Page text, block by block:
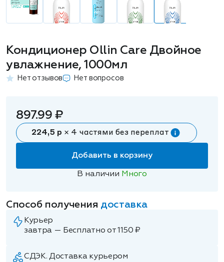
Кондиционер Ollin Care Двойное
увлажнение, 1000мл
Нет отзывов Нет вопросов
897.99 ₽
224,5 р × 4 частями без переплат
Добавить в корзину
В наличии Много
Способ получения доставка
Курьер
завтра — Бесплатно от 1150 ₽
СДЭК. Доставка курьером